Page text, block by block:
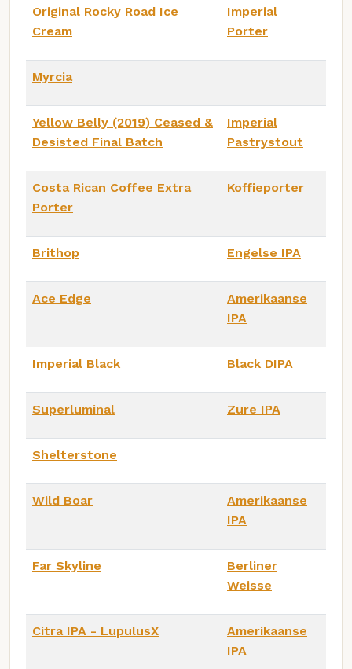
Original Rocky Road Ice
Cream
Imperial
Porter
Myrcia
Yellow Belly (2019) Ceased &
Desisted Final Batch
Imperial
Pastrystout
Costa Rican Coffee Extra
Porter
Koffieporter
Brithop Engelse IPA
Ace Edge
Amerikaanse
IPA
Imperial Black Black DIPA
Superluminal Zure IPA
Shelterstone
Wild Boar
Amerikaanse
IPA
Far Skyline
Berliner
Weisse
Citra IPA - LupulusX
Amerikaanse
IPA